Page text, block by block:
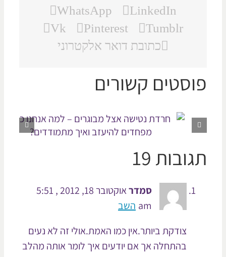
LinkedIn
WhatsApp
Tumblr
Pinterest
Vk
כתובת דואר אלקטרוני
קשורים
19
סמדר
אוקטובר 18, 2012 , 5:51
am
השב
צודקת ביותר.אין כמו האמת.אולי זה לא נעים
בהתחלה אך אם יודעים איך לומר אותה מהלב